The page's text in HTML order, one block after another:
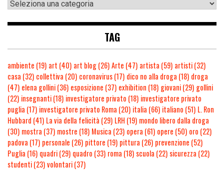
TAG
ambiente (19) art (40) art blog(26)Arte (47) artista (59) artisti(32)
casa (32) collettiva (20) coronavirus(17) dico no alla droga (18) droga
(47) elena gollini(36) esposizione (37) exhibition (18) giovani(29) gollini
(22) insegnanti(18) investigatore privato (18) investigatore privato
puglia (17) investigatore privato Roma (20) italia (66) italiano (51) L. Ron
Hubbard (41) La via della felicità (29) LRH (19) mondo libero dalla droga
(30) mostra (37) mostre (18) Musica (23) opera (61) opere (50) oro (22)
padova (17) personale (26) pittore (19) pittura (26) prevenzione (52)
Puglia (16) quadri(29) quadro (33) roma (18) scuola (22) sicurezza (22)
studenti(23)volontari(37)